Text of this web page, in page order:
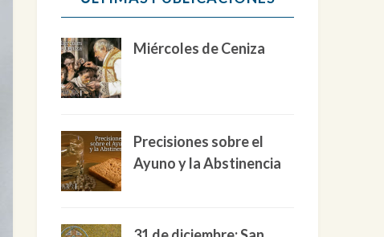
Miércoles de Ceniza
Precisiones sobre el
Ayuno y la Abstinencia